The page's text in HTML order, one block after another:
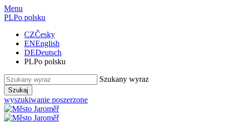
Menu
PLPo polsku
CZČesky
ENEnglish
DEDeutsch
PLPo polsku
Szukany wyraz
Szukaj
wyszukiwanie poszerzone